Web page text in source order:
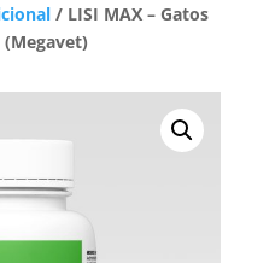
/ LISI MAX – Gatos